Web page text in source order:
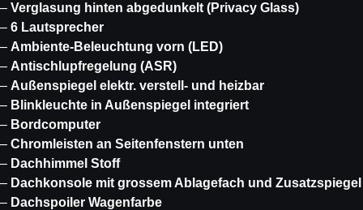
– Verglasung hinten abgedunkelt (Privacy Glass)
– 6 Lautsprecher
– Ambiente-Beleuchtung vorn (LED)
– Antischlupfregelung (ASR)
– Außenspiegel elektr. verstell- und heizbar
– Blinkleuchte in Außenspiegel integriert
– Bordcomputer
– Chromleisten an Seitenfenstern unten
– Dachhimmel Stoff
– Dachkonsole mit grossem Ablagefach und Zusatzspiegel
– Dachspoiler Wagenfarbe